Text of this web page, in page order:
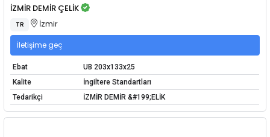
İZMİR DEMİR ÇELİK
TR İzmir
İletişime geç
Ebat
UB 203x133x25
Kalite
İngiltere Standartları
Tedarikçi
İZMİR DEMİR &#199;ELİK